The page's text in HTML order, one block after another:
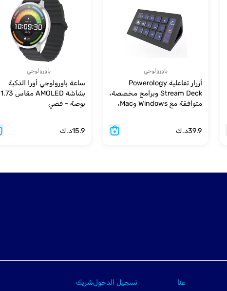
باورولوجي
أزرار تفاعلية Powerology
Stream Deck وبرامج مخصصة،
متوافقة مع Windows وMac،
أسود
39.9د.ك
باورولوجي
ساعة باورولوجي أورا الذكية
بشاشة AMOLED مقاس 1.73
بوصة - فضي
15.9د.ك
عنا تسجيل الدخولشريك